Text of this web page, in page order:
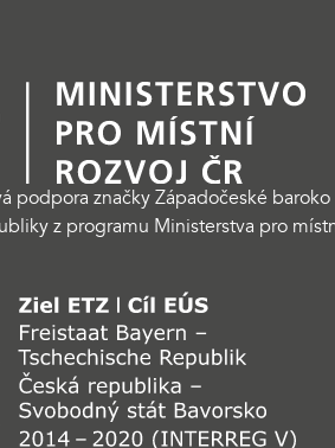
podpora značky Západočeské
z programu Ministerstva pro